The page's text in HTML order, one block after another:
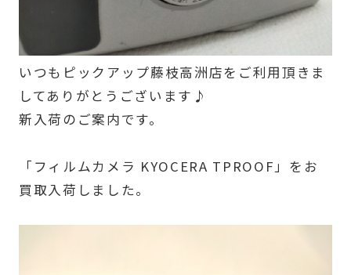
いつもピックアップ藤枝高洲店をご利用頂きま
してありがとうございます♪
新入荷のご案内です。
「フィルムカメラ KYOCERA TPROOF」をお
買取入荷しました。